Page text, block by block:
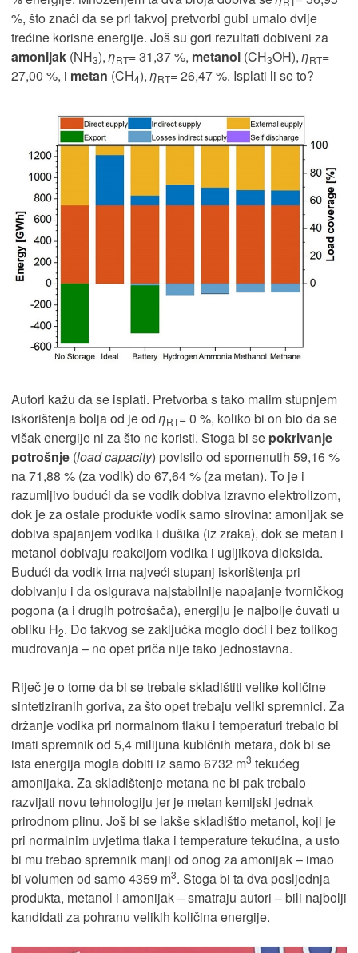
%, što znači da se pri takvoj pretvorbi gubi umalo dvije
trećine korisne energije. Još su gori rezultati dobiveni za
amonijak (NH3),ηRT= 31,37 %, metanol (CH3OH),ηRT=
27,00 %, i metan (CH4),ηRT= 26,47 %. Isplati li se to?
Autori kažu da se isplati. Pretvorba s tako malim stupnjem
iskorištenja bolja od je odηRT= 0 %, koliko bi on bio da se
višak energije ni za što ne koristi. Stoga bi se pokrivanje
potrošnje (loadcapacity) povisilo od spomenutih 59,16 %
na 71,88 % (za vodik) do 67,64 % (za metan). To je i
razumljivo budući da se vodik dobiva izravno elektrolizom,
dok je za ostale produkte vodik samo sirovina: amonijak se
dobiva spajanjem vodika i dušika (iz zraka), dok se metan i
metanol dobivaju reakcijom vodika i ugljikova dioksida.
Budući da vodik ima najveći stupanj iskorištenja pri
dobivanju i da osigurava najstabilnije napajanje tvorničkog
pogona (a i drugih potrošača), energiju je najbolje čuvati u
obliku H2. Do takvog se zaključka moglo doći i bez tolikog
mudrovanja – no opet priča nije tako jednostavna.
Riječ je o tome da bi se trebale skladištiti velike količine
sintetiziranih goriva, za što opet trebaju veliki spremnici. Za
držanje vodika pri normalnom tlaku i temperaturi trebalo bi
imati spremnik od 5,4 milijuna kubičnih metara, dok bi se
ista energija mogla dobiti iz samo 6732 m3 tekućeg
amonijaka. Za skladištenje metana ne bi pak trebalo
razvijati novu tehnologiju jer je metan kemijski jednak
prirodnom plinu. Još bi se lakše skladištio metanol, koji je
pri normalnim uvjetima tlaka i temperature tekućina, a usto
bi mu trebao spremnik manji od onog za amonijak – imao
bi volumen od samo 4359 m3. Stoga bi ta dva posljednja
produkta, metanol i amonijak – smatraju autori – bili najbolji
kandidati za pohranu velikih količina energije.